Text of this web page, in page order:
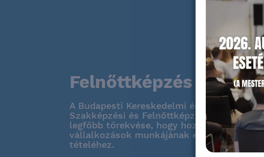
Felnőttképzés
A Budapesti Kereskedelmi és Iparkamara
Szakképzési és Felnőttképzési Irodájának
legfőbb törekvése, hogy hozzájáruljon a
vállalkozások munkájának eredményesebbé
tételéhez.